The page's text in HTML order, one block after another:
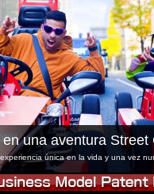
Cambiar Tienda
Annex
Asakusa
en una aventura Street
experiencia única en la vida y una vez